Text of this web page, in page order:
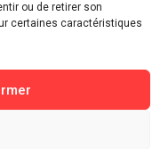
ou de retirer son
certaines caractéristiques
!